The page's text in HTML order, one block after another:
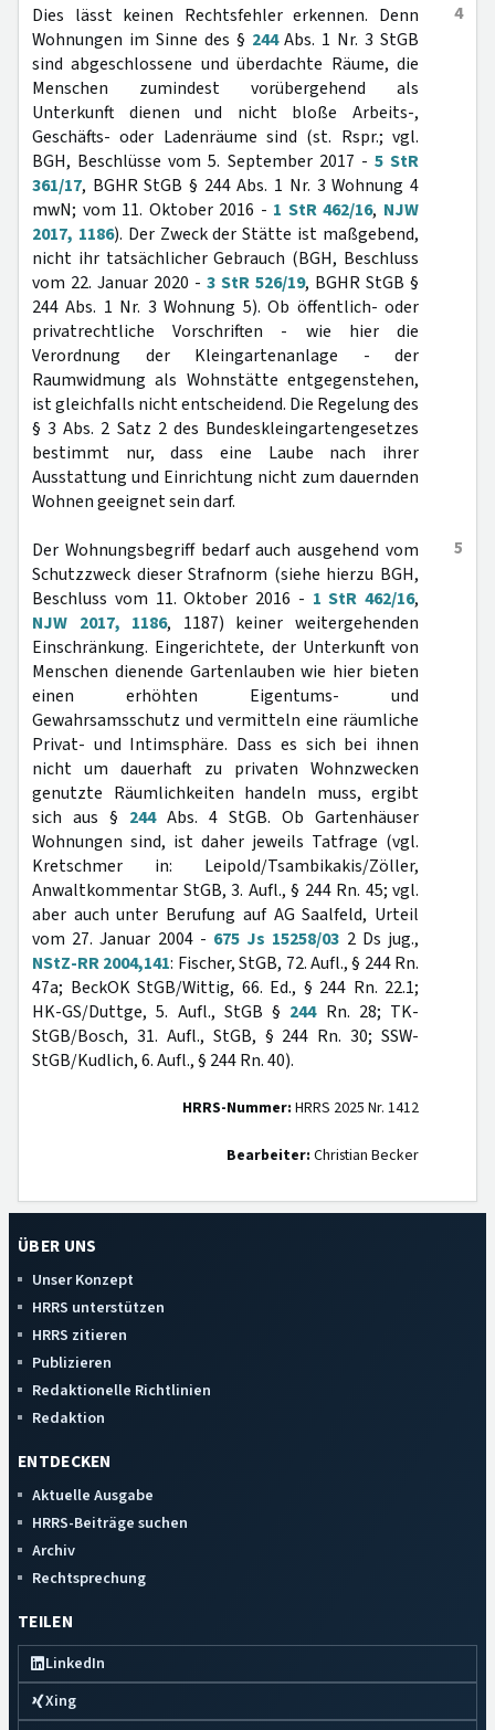
4
Dies lässt keinen Rechtsfehler erkennen. Denn
Wohnungen im Sinne des § 244Abs. 1 Nr. 3 StGB
sind abgeschlossene und überdachte Räume, die
Menschen zumindest vorübergehend als
Unterkunft dienen und nicht bloße Arbeits-,
Geschäfts- oder Ladenräume sind (st. Rspr.; vgl.
BGH, Beschlüsse vom 5. September 2017 - 5 StR
361/17, BGHR StGB § 244 Abs. 1 Nr. 3 Wohnung 4
mwN; vom 11. Oktober 2016 - 1 StR 462/16, NJW
2017, 1186). Der Zweck der Stätte ist maßgebend,
nicht ihr tatsächlicher Gebrauch (BGH, Beschluss
vom 22. Januar 2020 - 3 StR 526/19, BGHR StGB §
244 Abs. 1 Nr. 3 Wohnung 5). Ob öffentlich- oder
privatrechtliche Vorschriften - wie hier die
Verordnung der Kleingartenanlage - der
Raumwidmung als Wohnstätte entgegenstehen,
ist gleichfalls nicht entscheidend. Die Regelung des
§ 3 Abs. 2 Satz 2 des Bundeskleingartengesetzes
bestimmt nur, dass eine Laube nach ihrer
Ausstattung und Einrichtung nicht zum dauernden
Wohnen geeignet sein darf.
5
Der Wohnungsbegriff bedarf auch ausgehend vom
Schutzzweck dieser Strafnorm (siehe hierzu BGH,
Beschluss vom 11. Oktober 2016 - 1 StR 462/16,
NJW 2017, 1186, 1187) keiner weitergehenden
Einschränkung. Eingerichtete, der Unterkunft von
Menschen dienende Gartenlauben wie hier bieten
einen erhöhten Eigentums- und
Gewahrsamsschutz und vermitteln eine räumliche
Privat- und Intimsphäre. Dass es sich bei ihnen
nicht um dauerhaft zu privaten Wohnzwecken
genutzte Räumlichkeiten handeln muss, ergibt
sich aus § 244Abs. 4 StGB. Ob Gartenhäuser
Wohnungen sind, ist daher jeweils Tatfrage (vgl.
Kretschmer in: Leipold/Tsambikakis/Zöller,
Anwaltkommentar StGB, 3. Aufl., § 244 Rn. 45; vgl.
aber auch unter Berufung auf AG Saalfeld, Urteil
vom 27. Januar 2004 - 675 Js 15258/03 2 Ds jug.,
NStZ-RR 2004,141: Fischer, StGB, 72. Aufl., § 244 Rn.
47a; BeckOK StGB/Wittig, 66. Ed., § 244 Rn. 22.1;
HK-GS/Duttge, 5. Aufl., StGB § 244Rn. 28; TK-
StGB/Bosch, 31. Aufl., StGB, § 244 Rn. 30; SSW-
StGB/Kudlich, 6. Aufl., § 244 Rn. 40).
HRRS-Nummer: HRRS 2025 Nr. 1412
Bearbeiter: Christian Becker
ÜBER UNS
Unser Konzept
HRRS unterstützen
HRRS zitieren
Publizieren
Redaktionelle Richtlinien
Redaktion
ENTDECKEN
Aktuelle Ausgabe
HRRS-Beiträge suchen
Archiv
Rechtsprechung
TEILEN
LinkedIn
Xing